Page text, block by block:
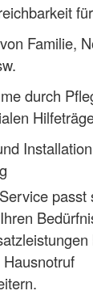
Familie,
durch
passt